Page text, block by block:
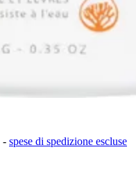
- spese di spedizione escluse